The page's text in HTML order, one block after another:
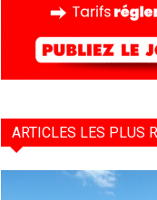
ARTICLES LES PLUS